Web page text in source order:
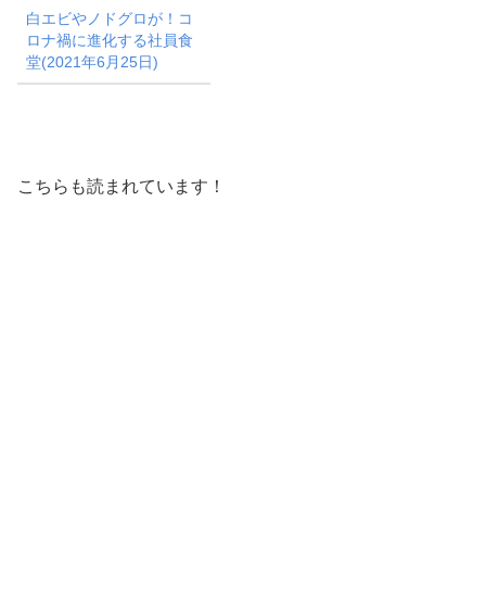
白エビやノドグロが！コ
ロナ禍に進化する社員食
堂(2021年6月25日)
こちらも読まれています！